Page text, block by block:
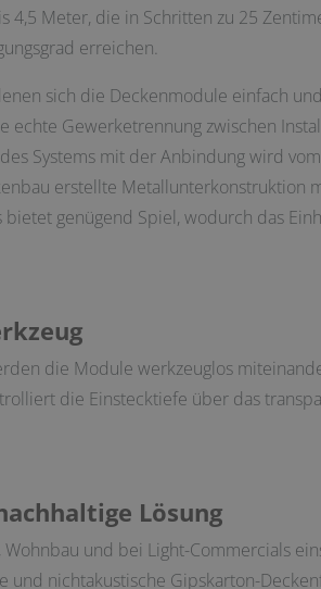
Meter, die in Schritten zu 25
erreichen.
sich die Deckenmodule einfach
echte Gewerketrennung zwischen
Systems mit der Anbindung wird
erstellte Metallunterkonstruktion
genügend Spiel, wodurch das
die Module werkzeuglos
die Einstecktiefe über das
Lösung
und bei Light-Commercials
und nichtakustische Gipskarton-